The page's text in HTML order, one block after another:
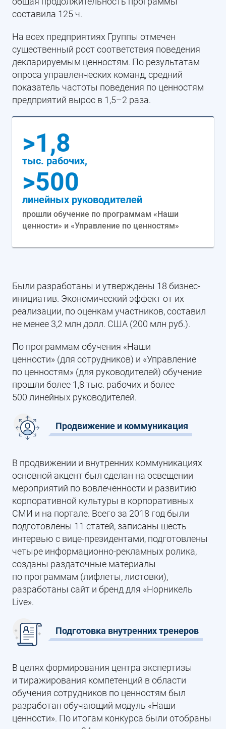
составила 125 ч.
На всех предприятиях Группы отмечен
существенный рост соответствия поведения
декларируемым ценностям. По результатам
опроса управленческих команд, средний
показатель частоты поведения по ценностям
предприятий вырос в 1,5–2 раза.
>1,8
тыс. рабочих,
>500
линейных руководителей
прошли обучение по программам «Наши
ценности» и «Управление по ценностям»
Были разработаны и утверждены 18 бизнес-
инициатив. Экономический эффект от их
реализации, по оценкам участников, составил
не менее 3,2 млн долл. США (200 млн руб.).
По программам обучения «Наши
ценности» (для сотрудников) и «Управление
по ценностям» (для руководителей) обучение
прошли более 1,8 тыс. рабочих и более
500 линейных руководителей.
Продвижение и коммуникация
В продвижении и внутренних коммуникациях
основной акцент был сделан на освещении
мероприятий по вовлеченности и развитию
корпоративной культуры в корпоративных
СМИ и на портале. Всего за 2018 год были
подготовлены 11 статей, записаны шесть
интервью с вице-президентами, подготовлены
четыре информационно-рекламных ролика,
созданы раздаточные материалы
по программам (лифлеты, листовки),
разработаны сайт и бренд для «Норникель
Live».
Подготовка внутренних тренеров
В целях формирования центра экспертизы
и тиражирования компетенций в области
обучения сотрудников по ценностям был
разработан обучающий модуль «Наши
ценности». По итогам конкурса были отобраны